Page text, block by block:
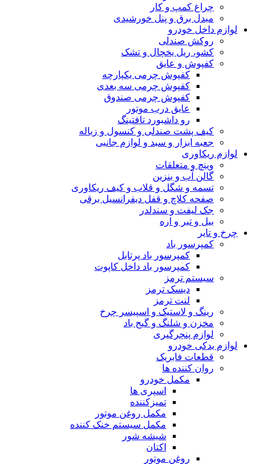
چراغ کمپ و کار
مبدل برق و پنل خورشیدی
لوازم داخل خودرو
روکش صندلی
کشو، ریل یخچال و تشک
کفپوش و عایق
کفپوش چرمی یکپارچه
کفپوش چرمی سه بعدی
کفپوش چرمی صندوق
عایق درب موتور
رو داشبورد تافتینگ
کیف پشت صندلی و کنسول و زباله
جعبه ابزار و سبد و لوازم جانبی
لوازم ریکاوری
وینچ و متعلقات
گالن آب و بنزین
تسمه و شگل و قلاب و کیف ریکاوری
صفحه کلاچ و قفل دیفرانسیل برقی
جک لیفت و سندلدر
بیل و تبر و اره
چرخ و تایر
کمپرسور باد
کمپرسور باد پرتابل
کمپرسور باد داخل کاپوت
سیستم ترمز
دیسک ترمز
لنت ترمز
رینگ و لاستیک و اسپیسر چرخ
مخزن و شلنگ و گیج باد
لوازم پنچرگیری
لوازم یدکی خودرو
قطعات فابریک
روان کننده ها
مکمل خودرو
اسپری ها
تمیزکننده
مکمل روغن موتور
مکمل سیستم خنک کننده
شیشه شور
اکتان
روغن موتور